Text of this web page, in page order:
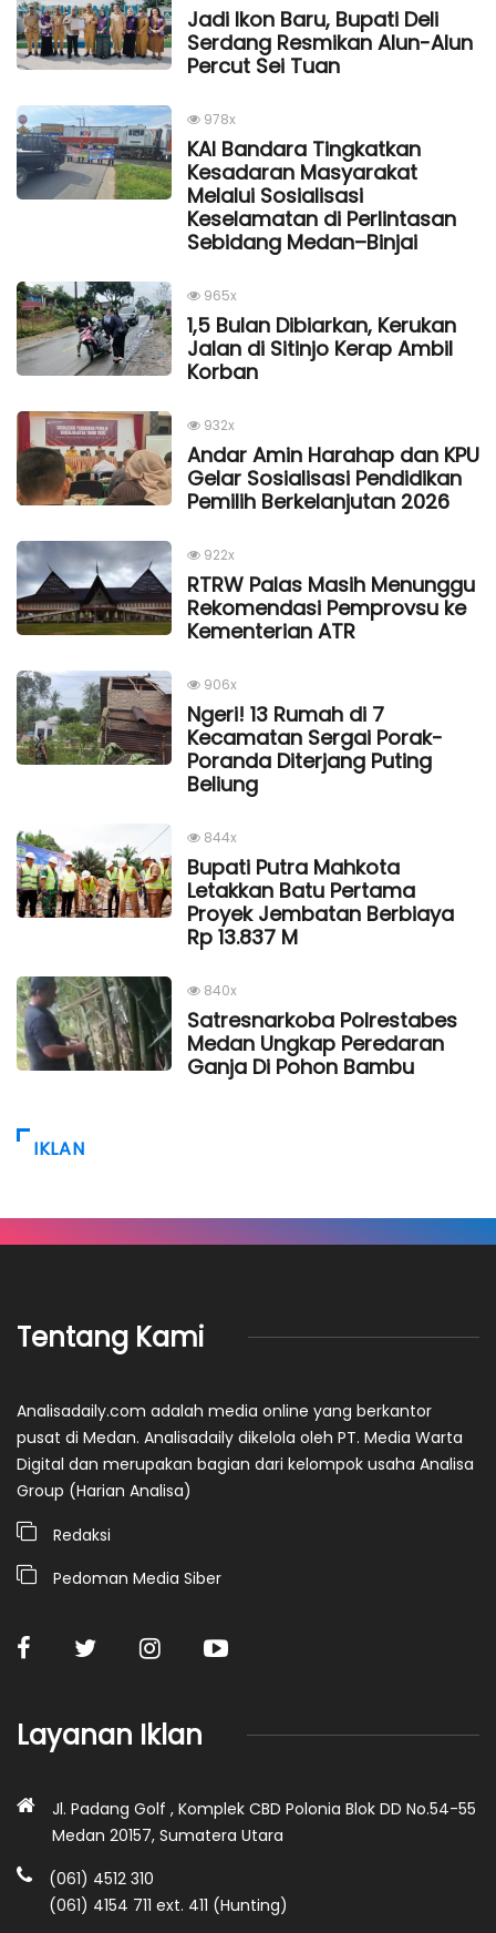
Jadi Ikon Baru, Bupati Deli
Serdang Resmikan Alun-Alun
Percut Sei Tuan
978x
KAI Bandara Tingkatkan
Kesadaran Masyarakat
Melalui Sosialisasi
Keselamatan di Perlintasan
Sebidang Medan–Binjai
965x
1,5 Bulan Dibiarkan, Kerukan
Jalan di Sitinjo Kerap Ambil
Korban
932x
Andar Amin Harahap dan KPU
Gelar Sosialisasi Pendidikan
Pemilih Berkelanjutan 2026
922x
RTRW Palas Masih Menunggu
Rekomendasi Pemprovsu ke
Kementerian ATR
906x
Ngeri! 13 Rumah di 7
Kecamatan Sergai Porak-
Poranda Diterjang Puting
Beliung
844x
Bupati Putra Mahkota
Letakkan Batu Pertama
Proyek Jembatan Berbiaya
Rp 13.837 M
840x
Satresnarkoba Polrestabes
Medan Ungkap Peredaran
Ganja Di Pohon Bambu
IKLAN
Tentang Kami
Analisadaily.com adalah media online yang berkantor
pusat di Medan. Analisadaily dikelola oleh PT. Media Warta
Digital dan merupakan bagian dari kelompok usaha Analisa
Group (Harian Analisa)
Redaksi
Pedoman Media Siber
Layanan Iklan
Jl. Padang Golf , Komplek CBD Polonia Blok DD No.54-55
Medan 20157, Sumatera Utara
(061) 4512 310
(061) 4154 711 ext. 411 (Hunting)